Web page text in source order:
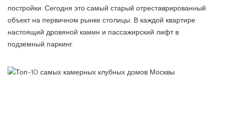
постройки. Сегодня это самый старый отреставрированный
объект на первичном рынке столицы. В каждой квартире
настоящий дровяной камин и пассажирский лифт в
подземный паркинг.